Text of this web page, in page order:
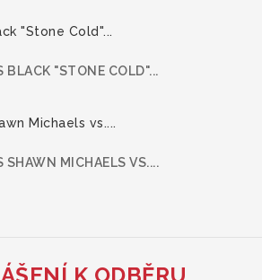
BLACK "STONE COLD"...
SHAWN MICHAELS VS....